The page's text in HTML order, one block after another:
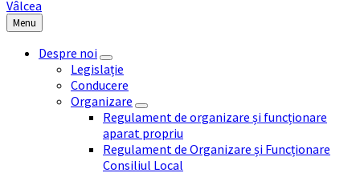
Menu
Despre noi
Legislație
Conducere
Organizare
Regulament de organizare și funcționare
aparat propriu
Regulament de Organizare și Funcționare
Consiliul Local